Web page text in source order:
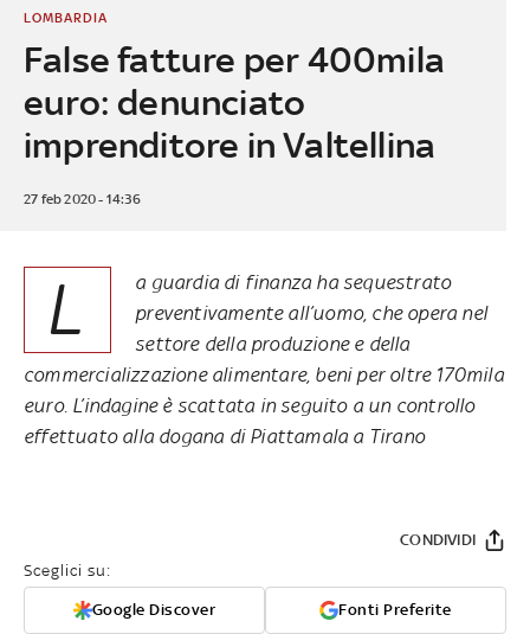
False fatture per 400mila
euro: denunciato
imprenditore in Valtellina
LOMBARDIA
27 feb 2020 - 14:36
L
a guardia di finanza ha sequestrato
preventivamente all’uomo, che opera nel
settore della produzione e della
commercializzazione alimentare, beni per oltre 170mila
euro. L’indagine è scattata in seguito a un controllo
effettuato alla dogana di Piattamala a Tirano
Sceglici su:
Google Discover Fonti Preferite
CONDIVIDI